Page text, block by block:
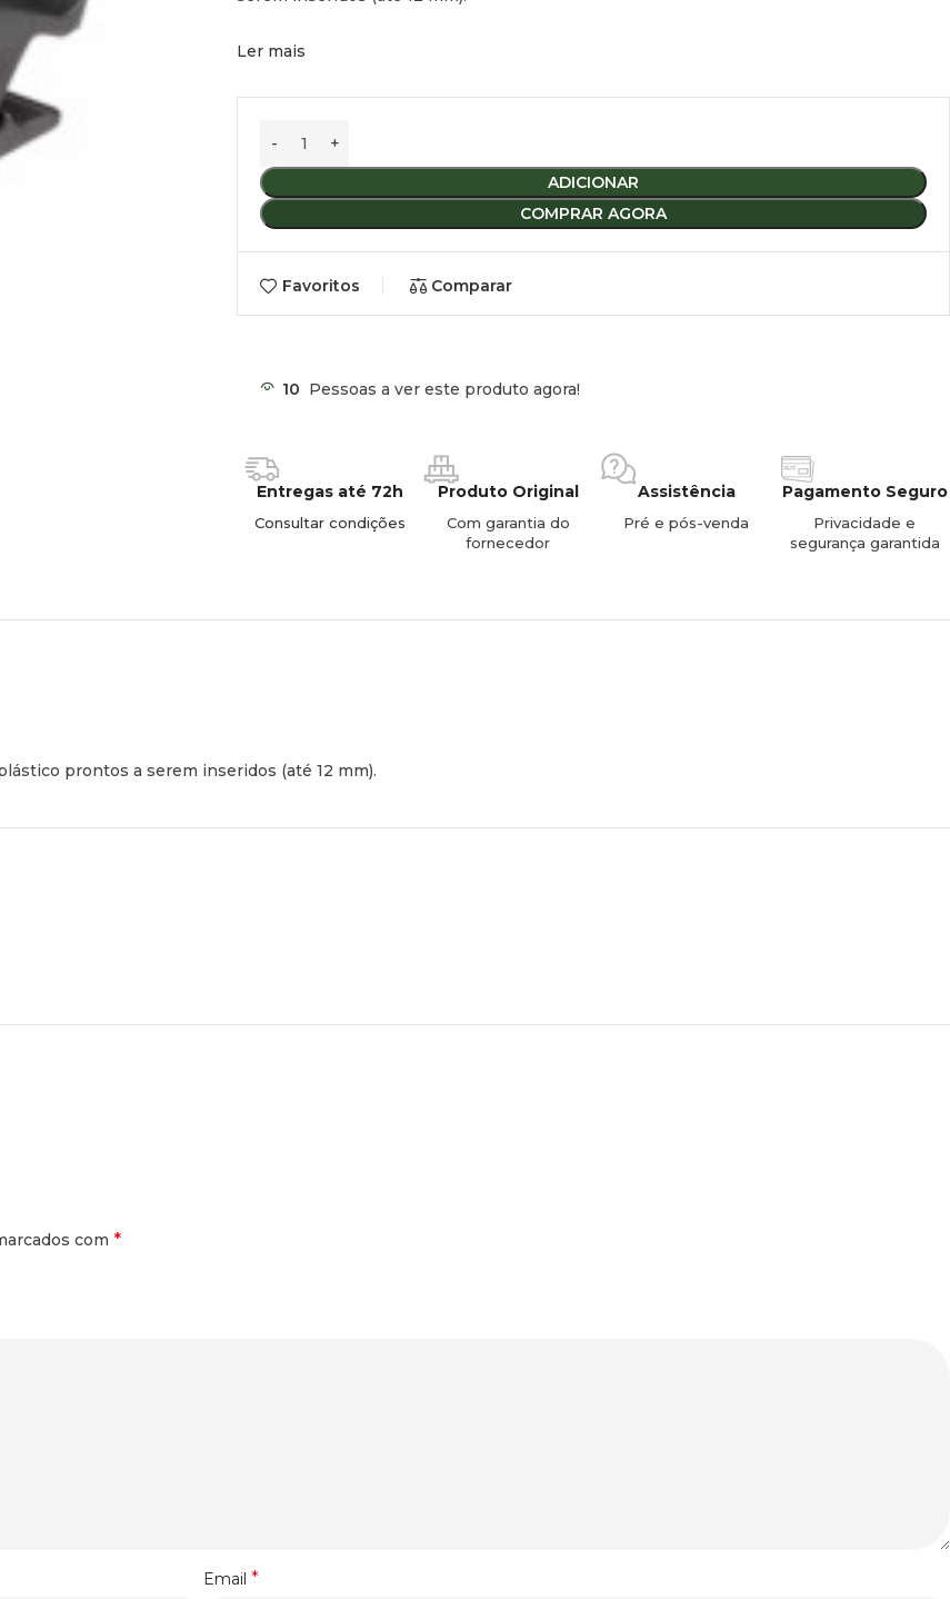
Ler mais
ADICIONAR
COMPRAR AGORA
Favoritos Comparar
10 Pessoas a ver este produto agora!
Entregas até 72h
Consultar condições
Produto Original
Com garantia do
fornecedor
Assistência
Pré e pós-venda
Pagamento Seguro
Privacidade e
segurança garantida
prontos a serem inseridos (até 12 mm).
com *
Email *